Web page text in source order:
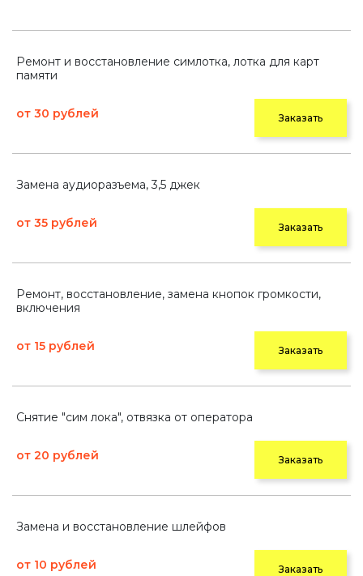
Ремонт и восстановление симлотка, лотка для карт
памяти
от 30 рублей Заказать
Замена аудиоразъема, 3,5 джек
от 35 рублей Заказать
Ремонт, восстановление, замена кнопок громкости,
включения
от 15 рублей Заказать
Снятие "сим лока", отвязка от оператора
от 20 рублей Заказать
Замена и восстановление шлейфов
от 10 рублей Заказать